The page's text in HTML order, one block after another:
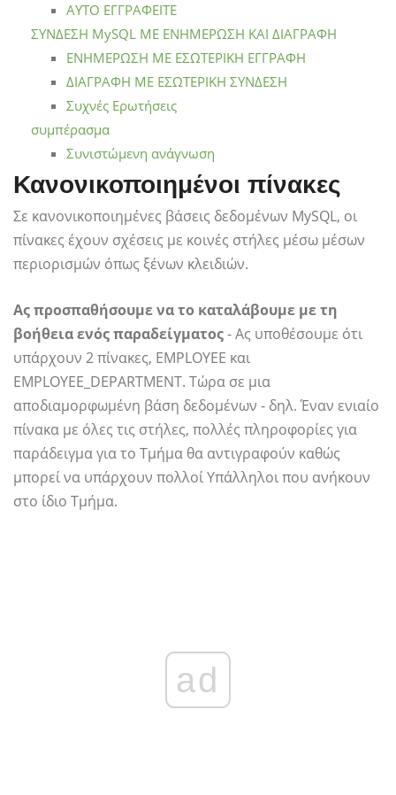
ΑΥΤΟ ΕΓΓΡΑΦΕΙΤΕ
ΣΥΝΔΕΣΗ MySQL ΜΕ ΕΝΗΜΕΡΩΣΗ ΚΑΙ ΔΙΑΓΡΑΦΗ
ΕΝΗΜΕΡΩΣΗ ΜΕ ΕΣΩΤΕΡΙΚΗ ΕΓΓΡΑΦΗ
ΔΙΑΓΡΑΦΗ ΜΕ ΕΣΩΤΕΡΙΚΗ ΣΥΝΔΕΣΗ
Συχνές Ερωτήσεις
συμπέρασμα
Συνιστώμενη ανάγνωση
Κανονικοποιημένοι πίνακες
Σε κανονικοποιημένες βάσεις δεδομένων MySQL, οι
πίνακες έχουν σχέσεις με κοινές στήλες μέσω μέσων
περιορισμών όπως ξένων κλειδιών.
Ας προσπαθήσουμε να το καταλάβουμε με τη
βοήθεια ενός παραδείγματος- Ας υποθέσουμε ότι
υπάρχουν 2 πίνακες, EMPLOYEE και
EMPLOYEE_DEPARTMENT. Τώρα σε μια
αποδιαμορφωμένη βάση δεδομένων - δηλ. Έναν ενιαίο
πίνακα με όλες τις στήλες, πολλές πληροφορίες για
παράδειγμα για το Τμήμα θα αντιγραφούν καθώς
μπορεί να υπάρχουν πολλοί Υπάλληλοι που ανήκουν
στο ίδιο Τμήμα.
ad